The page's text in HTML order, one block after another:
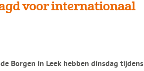
voor internationaal
Borgen in Leek hebben dinsdag tijdens